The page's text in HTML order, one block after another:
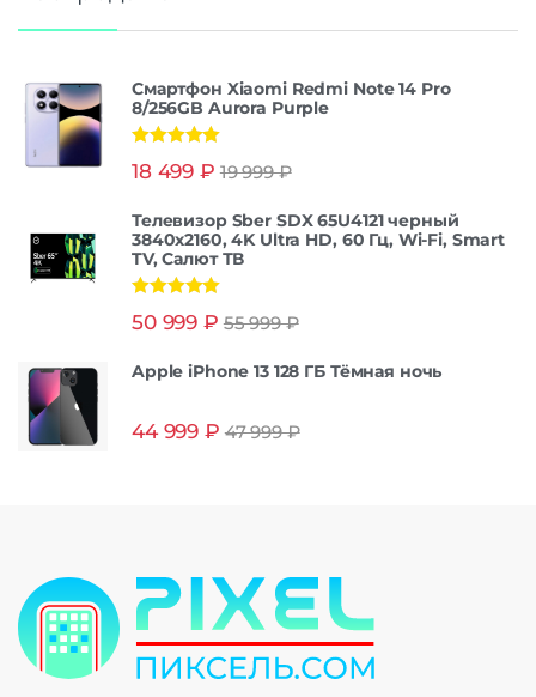
Смартфон Xiaomi Redmi Note 14 Pro
8/256GB Aurora Purple
из 5
18 499 ₽ 19 999₽
Телевизор Sber SDX 65U4121 черный
3840x2160, 4K Ultra HD, 60 Гц, Wi-Fi, Smart
TV, Салют ТВ
из 5
50 999 ₽ 55 999₽
Apple iPhone 13 128 ГБ Тёмная ночь
44 999 ₽ 47 999₽